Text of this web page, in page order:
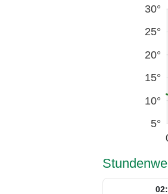
5°
10°
15°
20°
25°
30°